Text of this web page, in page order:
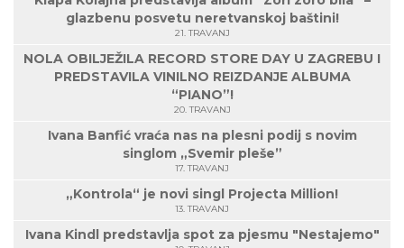
glazbenu posvetu neretvanskoj baštini!
21. TRAVANJ
NOLA OBILJEŽILA RECORD STORE DAY U ZAGREBU I
PREDSTAVILA VINILNO REIZDANJE ALBUMA
“PIANO”!
20. TRAVANJ
Ivana Banfić vraća nas na plesni podij s novim
singlom „Svemir pleše”
17. TRAVANJ
„Kontrola“ je novi singl Projecta Million!
13. TRAVANJ
Ivana Kindl predstavlja spot za pjesmu "Nestajemo"